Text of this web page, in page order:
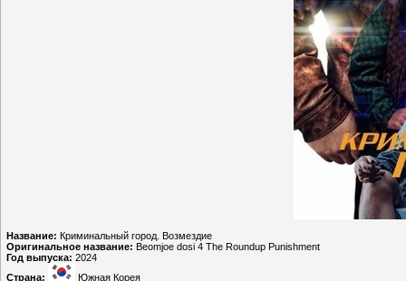
Название: Криминальный город. Возмездие
Оригинальное название: Beomjoe dosi 4 The Roundup Punishment
Год выпуска: 2024
Страна:
Южная Корея